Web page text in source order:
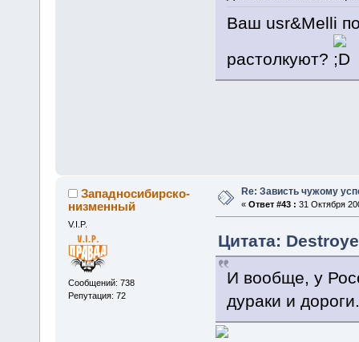
Ваш usr&Melli
растолкуют?
Западносибирско-
низменный
V.I.P.
Сообщений: 738
Репутация: 72
Re: Зависть чужому
« Ответ #43 : 31 Октября
Цитата:
И вообще, у
дураки и дороги.